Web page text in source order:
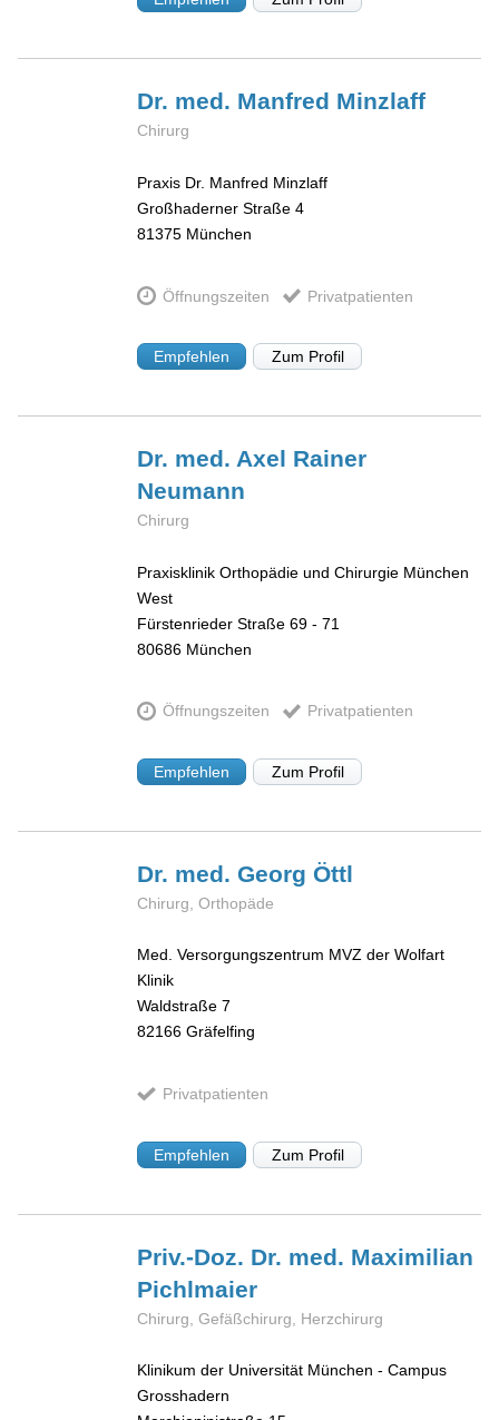
Dr. med. Manfred Minzlaff
Chirurg
Praxis Dr. Manfred Minzlaff
Großhaderner Straße 4
81375 München
Öffnungszeiten Privatpatienten
Empfehlen Zum Profil
Dr. med. Axel Rainer
Neumann
Chirurg
Praxisklinik Orthopädie und Chirurgie München
West
Fürstenrieder Straße 69 - 71
80686 München
Öffnungszeiten Privatpatienten
Empfehlen Zum Profil
Dr. med. Georg Öttl
Chirurg, Orthopäde
Med. Versorgungszentrum MVZ der Wolfart
Klinik
Waldstraße 7
82166 Gräfelfing
Privatpatienten
Empfehlen Zum Profil
Priv.-Doz. Dr. med. Maximilian
Pichlmaier
Chirurg, Gefäßchirurg, Herzchirurg
Klinikum der Universität München - Campus
Grosshadern